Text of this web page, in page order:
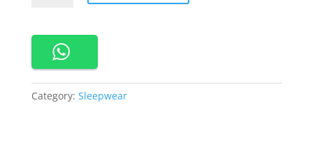
Tidur
Celana
Category: Sleepwear